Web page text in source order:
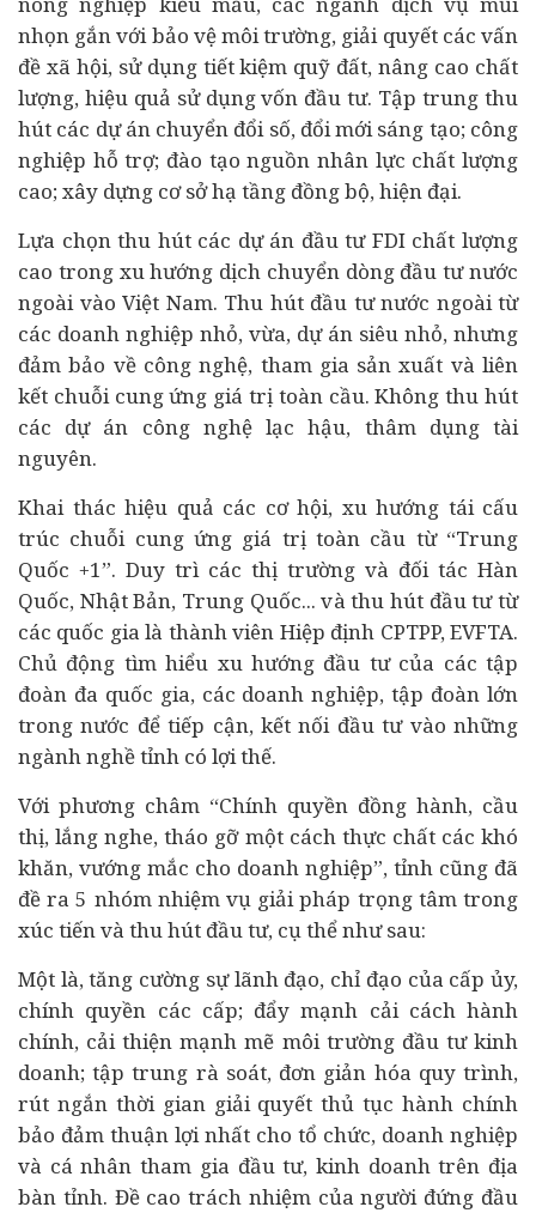
nhọn gắn với bảo vệ môi trường, giải quyết các vấn
đề xã hội, sử dụng tiết kiệm quỹ đất, nâng cao chất
lượng, hiệu quả sử dụng vốn đầu tư. Tập trung thu
hút các dự án chuyển đổi số, đổi mới sáng tạo; công
nghiệp hỗ trợ; đào tạo nguồn nhân lực chất lượng
cao; xây dựng cơ sở hạ tầng đồng bộ, hiện đại.
Lựa chọn thu hút các dự án đầu tư FDI chất lượng
cao trong xu hướng dịch chuyển dòng đầu tư nước
ngoài vào Việt Nam. Thu hút đầu tư nước ngoài từ
các doanh nghiệp nhỏ, vừa, dự án siêu nhỏ, nhưng
đảm bảo về công nghệ, tham gia sản xuất và liên
kết chuỗi cung ứng giá trị toàn cầu. Không thu hút
các dự án công nghệ lạc hậu, thâm dụng tài
nguyên.
Khai thác hiệu quả các cơ hội, xu hướng tái cấu
trúc chuỗi cung ứng giá trị toàn cầu từ “Trung
Quốc +1”. Duy trì các thị trường và đối tác Hàn
Quốc, Nhật Bản, Trung Quốc... và thu hút đầu tư từ
các quốc gia là thành viên Hiệp định CPTPP, EVFTA.
Chủ động tìm hiểu xu hướng đầu tư của các tập
đoàn đa quốc gia, các doanh nghiệp, tập đoàn lớn
trong nước để tiếp cận, kết nối đầu tư vào những
ngành nghề tỉnh có lợi thế.
Với phương châm “Chính quyền đồng hành, cầu
thị, lắng nghe, tháo gỡ một cách thực chất các khó
khăn, vướng mắc cho doanh nghiệp”, tỉnh cũng đã
đề ra 5 nhóm nhiệm vụ giải pháp trọng tâm trong
xúc tiến và thu hút đầu tư, cụ thể như sau:
Một là, tăng cường sự lãnh đạo, chỉ đạo của cấp ủy,
chính quyền các cấp; đẩy mạnh cải cách hành
chính, cải thiện mạnh mẽ môi trường đầu tư kinh
doanh; tập trung rà soát, đơn giản hóa quy trình,
rút ngắn thời gian giải quyết thủ tục hành chính
bảo đảm thuận lợi nhất cho tổ chức, doanh nghiệp
và cá nhân tham gia đầu tư, kinh doanh trên địa
bàn tỉnh. Đề cao trách nhiệm của người đứng đầu